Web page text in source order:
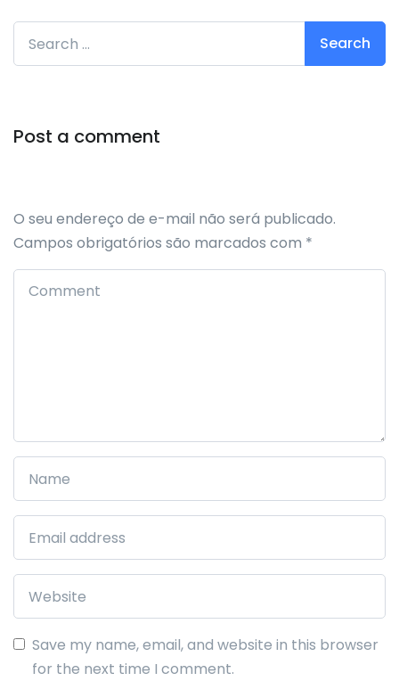
Search for:
Post a comment
O seu endereço de e-mail não será publicado.
Campos obrigatórios são marcados com *
Save my name, email, and website in this browser
for the next time I comment.